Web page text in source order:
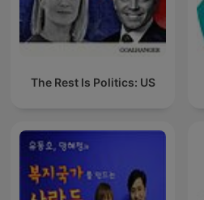
The Rest Is Politics: US